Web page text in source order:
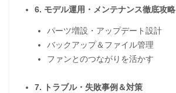
6. モデル運用・メンテナンス徹底攻略
パーツ増設・アップデート設計
バックアップ＆ファイル管理
ファンとのつながりを活かす
7. トラブル・失敗事例＆対策